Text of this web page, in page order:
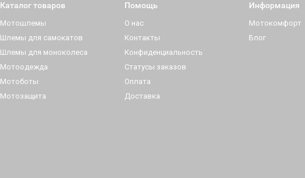
Каталог товаров
Мотошлемы
Шлемы для самокатов
Шлемы для моноколеса
Мотоодежда
Мотоботы
Мотозащита
Помощь
О нас
Контакты
Конфиденциальность
Статусы заказов
Оплата
Доставка
Информация
Мотокомфорт
Блог